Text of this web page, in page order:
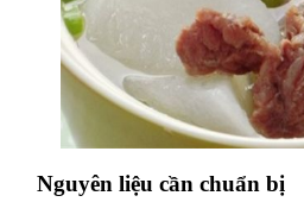
Nguyên liệu cần chuẩn bị